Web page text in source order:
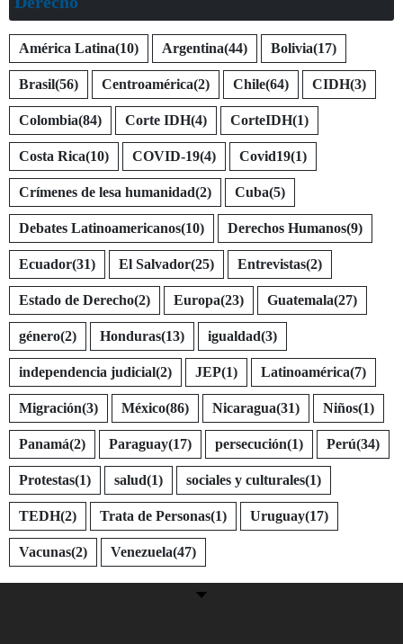
América Latina(10) Argentina(44) Bolivia(17)
Brasil(56) Centroamérica(2) Chile(64) CIDH(3)
Colombia(84) Corte IDH(4) CorteIDH(1)
Costa Rica(10) COVID-19(4) Covid19(1)
Crímenes de lesa humanidad(2) Cuba(5)
Debates Latinoamericanos(10) Derechos Humanos(9)
Ecuador(31) El Salvador(25) Entrevistas(2)
Estado de Derecho(2) Europa(23) Guatemala(27)
género(2) Honduras(13) igualdad(3)
independencia judicial(2) JEP(1) Latinoamérica(7)
Migración(3) México(86) Nicaragua(31) Niños(1)
Panamá(2) Paraguay(17) persecución(1) Perú(34)
Protestas(1) salud(1) sociales y culturales(1)
TEDH(2) Trata de Personas(1) Uruguay(17)
Vacunas(2) Venezuela(47)